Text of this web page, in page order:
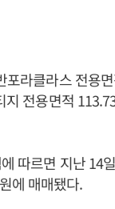
라클라스 전용
전용면적
따르면 지난 14
에 매매됐다.